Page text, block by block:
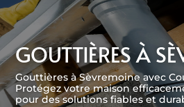
GOUTTIÈRES À
Gouttières à Sèvremoine avec
Protégez votre maison
pour des solutions fiables et